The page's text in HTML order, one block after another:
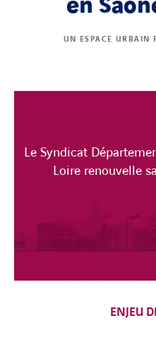
UN ESPACE URBAIN
Le Syndicat
Loire renouvelle
ENJEU